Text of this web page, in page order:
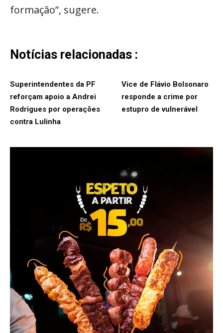
formação”, sugere.
Notícias relacionadas :
Superintendentes da PF
reforçam apoio a Andrei
Rodrigues por operações
contra Lulinha
Vice de Flávio Bolsonaro
responde a crime por
estupro de vulnerável